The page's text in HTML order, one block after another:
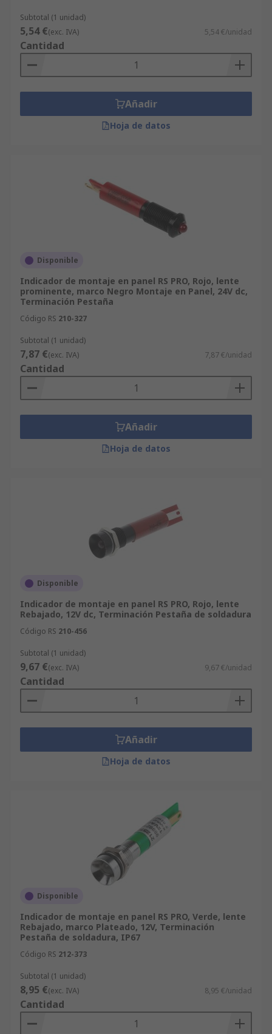
Subtotal (1 unidad)
5,54 €(exc. IVA) 5,54 €/unidad
Cantidad
Añadir
Hoja de datos
Disponible
Indicador de montaje en panel RS PRO, Rojo, lente
prominente, marco Negro Montaje en Panel, 24V dc,
Terminación Pestaña
Código RS 210-327
Subtotal (1 unidad)
7,87 €(exc. IVA) 7,87 €/unidad
Cantidad
Añadir
Hoja de datos
Disponible
Indicador de montaje en panel RS PRO, Rojo, lente
Rebajado, 12V dc, Terminación Pestaña de soldadura
Código RS 210-456
Subtotal (1 unidad)
9,67 €(exc. IVA) 9,67 €/unidad
Cantidad
Añadir
Hoja de datos
Disponible
Indicador de montaje en panel RS PRO, Verde, lente
Rebajado, marco Plateado, 12V, Terminación
Pestaña de soldadura, IP67
Código RS 212-373
Subtotal (1 unidad)
8,95 €(exc. IVA) 8,95 €/unidad
Cantidad